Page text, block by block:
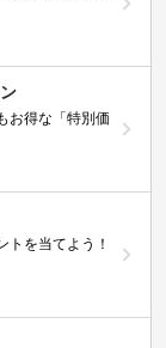
お得な「特別価
トを当てよう！